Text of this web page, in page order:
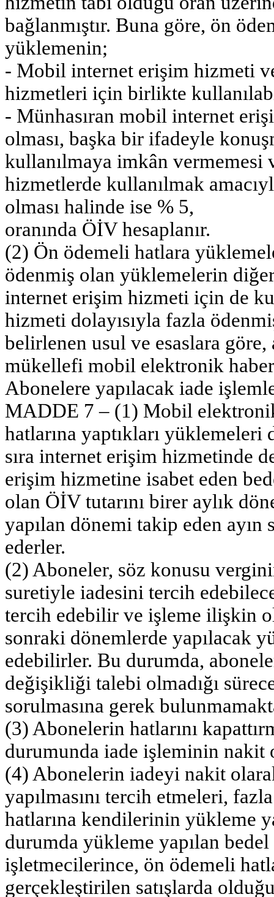
bağlanmıştır. Buna göre, ön
yüklemenin;
- Mobil internet erişim hizmeti
hizmetleri için birlikte
- Münhasıran mobil internet
olması, başka bir ifadeyle
kullanılmaya imkân vermemesi
hizmetlerde kullanılmak
olması halinde ise % 5,
oranında ÖİV hesaplanır.
(2) Ön ödemeli hatlara
ödenmiş olan yüklemelerin
internet erişim hizmeti için de
hizmeti dolayısıyla fazla
belirlenen usul ve esaslara
mükellefi mobil elektronik
Abonelere yapılacak iade
MADDE 7 – (1) Mobil
hatlarına yaptıkları
sıra internet erişim hizmetinde
erişim hizmetine isabet eden
olan ÖİV tutarını birer aylık
yapılan dönemi takip eden
ederler.
(2) Aboneler, söz konusu
suretiyle iadesini tercih
tercih edebilir ve işleme ilişkin
sonraki dönemlerde yapılacak
edebilirler. Bu durumda,
değişikliği talebi olmadığı
sorulmasına gerek
(3) Abonelerin hatlarını
durumunda iade işleminin nakit
(4) Abonelerin iadeyi nakit
yapılmasını tercih etmeleri,
hatlarına kendilerinin yükleme
durumda yükleme yapılan
işletmecilerince, ön ödemeli
gerçekleştirilen satışlarda